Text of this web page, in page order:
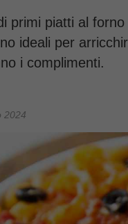
primi piatti al
ideali per
i complimenti.
2024